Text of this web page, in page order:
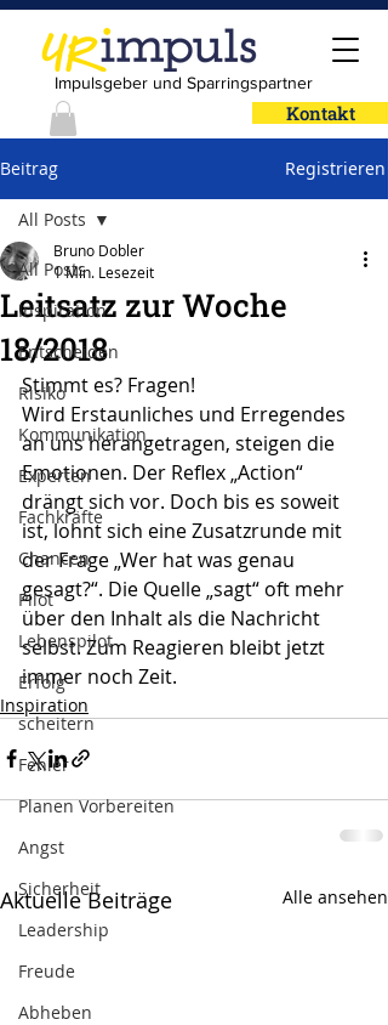
Impulsgeber und Sparringspartner
Kontakt
Beitrag Registrieren
All Posts
Inspiration
Entscheiden
Risiko
Kommunikation
Experten
Fachkräfte
Chancen
Pilot
Lebenspilot
Erfolg
scheitern
Fehler
Planen Vorbereiten
Angst
Sicherheit
Leadership
Freude
Abheben
All Posts
Leitsatz zur Woche
18/2018
Bruno Dobler
1 Min. Lesezeit
Stimmt es? Fragen!
Wird Erstaunliches und Erregendes
an uns herangetragen, steigen die
Emotionen. Der Reflex „Action“
drängt sich vor. Doch bis es soweit
ist, lohnt sich eine Zusatzrunde mit
der Frage „Wer hat was genau
gesagt?“. Die Quelle „sagt“ oft mehr
über den Inhalt als die Nachricht
selbst. Zum Reagieren bleibt jetzt
immer noch Zeit.
Inspiration
Aktuelle Beiträge Alle ansehen